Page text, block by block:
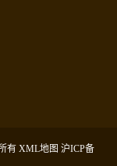
有 XML地图 沪ICP备